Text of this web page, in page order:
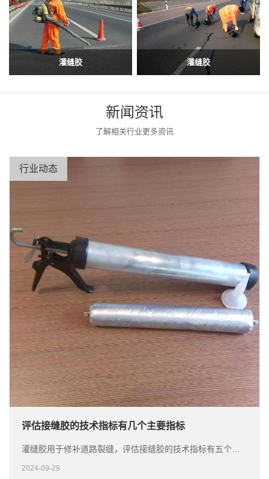
灌缝胶 灌缝胶
新闻资讯
了解相关行业更多资讯
行业动态
​评估接缝胶的技术指标有几个主要指标
灌缝胶用于修补道路裂缝，评估接缝胶的技术指标有五个主要指标：渗透率，软化点，流动值，弹性回复率和低温拉伸，接下来路面灌缝胶厂家详细介绍。
2024-09-29